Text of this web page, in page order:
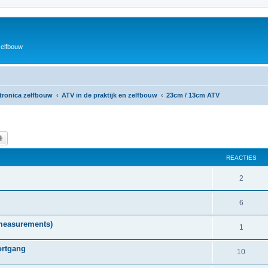
zelfbouw ATV in de praktijk en zelfbouw 23cm / 13cm ATV
REACTIES
2R
e
t
i
6R
e
c
t
1
e
10R